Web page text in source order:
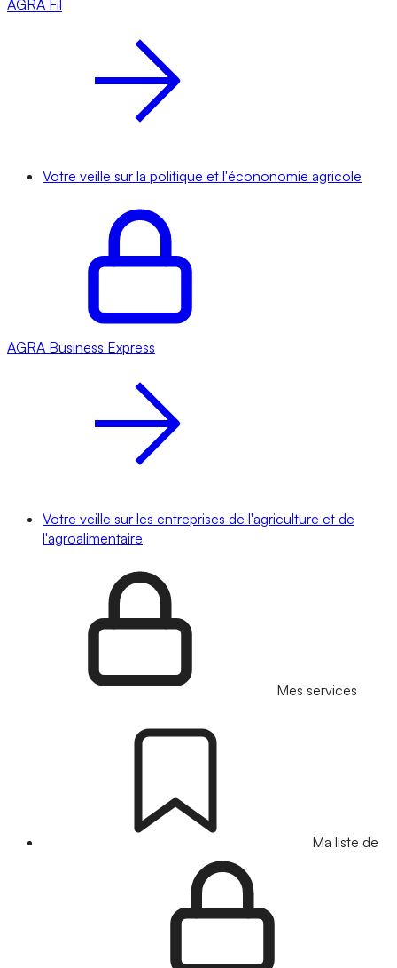
AGRA Fil
Votre veille sur la politique et l'écononomie agricole
AGRA Business Express
Votre veille sur les entreprises de l'agriculture et de
l'agroalimentaire
Mes services
Ma liste de